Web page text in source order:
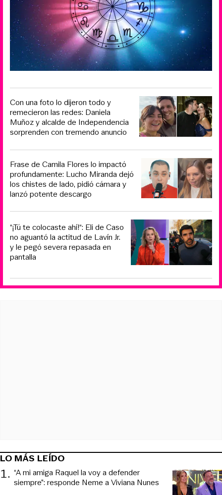
Con una foto lo dijeron todo y
remecieron las redes: Daniela
Muñoz y alcalde de Independencia
sorprenden con tremendo anuncio
Frase de Camila Flores lo impactó
profundamente: Lucho Miranda dejó
los chistes de lado, pidió cámara y
lanzó potente descargo
“¡Tú te colocaste ahí!“: Eli de Caso
no aguantó la actitud de Lavín Jr.
y le pegó severa repasada en
pantalla
LO MÁS LEÍDO
1. “A mi amiga Raquel la voy a defender
siempre”: responde Neme a Viviana Nunes